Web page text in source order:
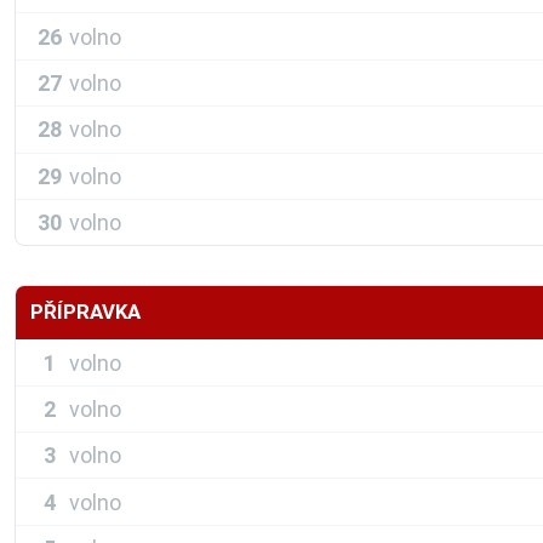
26 volno
27 volno
28 volno
29 volno
30 volno
PŘÍPRAVKA
1
volno
2 volno
3 volno
4 volno